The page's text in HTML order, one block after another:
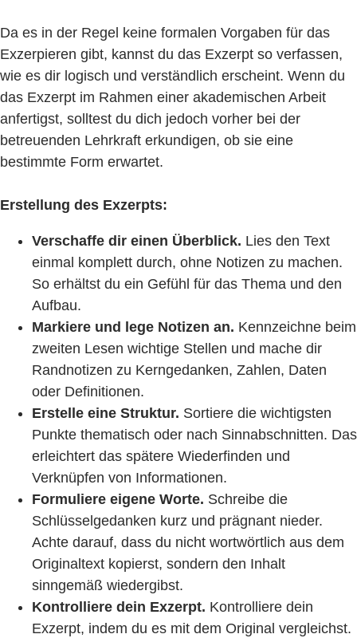
Da es in der Regel keine formalen Vorgaben für das
Exzerpieren gibt, kannst du das Exzerpt so verfassen,
wie es dir logisch und verständlich erscheint. Wenn du
das Exzerpt im Rahmen einer akademischen Arbeit
anfertigst, solltest du dich jedoch vorher bei der
betreuenden Lehrkraft erkundigen, ob sie eine
bestimmte Form erwartet.
Erstellung des Exzerpts:
Verschaffe dir einen Überblick. Lies den Text
einmal komplett durch, ohne Notizen zu machen.
So erhältst du ein Gefühl für das Thema und den
Aufbau.
Markiere und lege Notizen an. Kennzeichne beim
zweiten Lesen wichtige Stellen und mache dir
Randnotizen zu Kerngedanken, Zahlen, Daten
oder Definitionen.
Erstelle eine Struktur. Sortiere die wichtigsten
Punkte thematisch oder nach Sinnabschnitten. Das
erleichtert das spätere Wiederfinden und
Verknüpfen von Informationen.
Formuliere eigene Worte. Schreibe die
Schlüsselgedanken kurz und prägnant nieder.
Achte darauf, dass du nicht wortwörtlich aus dem
Originaltext kopierst, sondern den Inhalt
sinngemäß wiedergibst.
Kontrolliere dein Exzerpt. Kontrolliere dein
Exzerpt, indem du es mit dem Original vergleichst.